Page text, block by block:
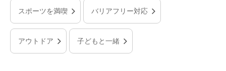
スポーツを満喫 バリアフリー対応
アウトドア 子どもと一緒